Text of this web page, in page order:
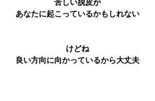
苦しい脱皮が
あなたに起こっているかもしれない
けどね
良い方向に向かっているから大丈夫